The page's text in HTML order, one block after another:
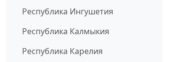
Республика Ингушетия
Республика Калмыкия
Республика Карелия